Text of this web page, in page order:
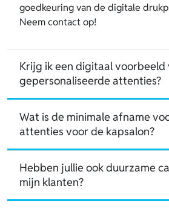
goedkeuring van de digitale
Neem contact op!
Krijg ik een digitaal voorbeeld
gepersonaliseerde attenties?
Wat is de minimale afname
attenties voor de kapsalon?
Hebben jullie ook duurzame
mijn klanten?